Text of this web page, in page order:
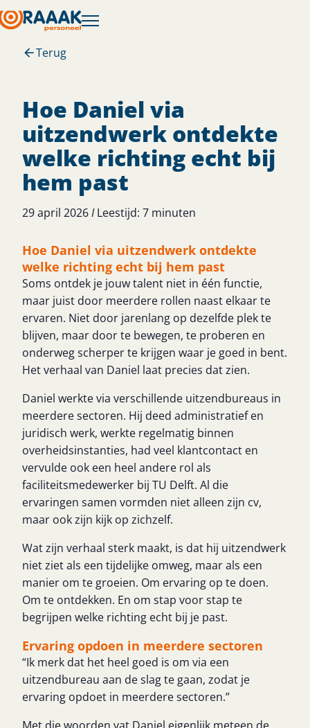
Terug
Hoe Daniel via
uitzendwerk ontdekte
welke richting echt bij
hem past
29 april 2026ILeestijd: 7 minuten
Hoe Daniel via uitzendwerk ontdekte
welke richting echt bij hem past
Soms ontdek je jouw talent niet in één functie,
maar juist door meerdere rollen naast elkaar te
ervaren. Niet door jarenlang op dezelfde plek te
blijven, maar door te bewegen, te proberen en
onderweg scherper te krijgen waar je goed in bent.
Het verhaal van Daniel laat precies dat zien.
Daniel werkte via verschillende uitzendbureaus in
meerdere sectoren. Hij deed administratief en
juridisch werk, werkte regelmatig binnen
overheidsinstanties, had veel klantcontact en
vervulde ook een heel andere rol als
faciliteitsmedewerker bij TU Delft. Al die
ervaringen samen vormden niet alleen zijn cv,
maar ook zijn kijk op zichzelf.
Wat zijn verhaal sterk maakt, is dat hij uitzendwerk
niet ziet als een tijdelijke omweg, maar als een
manier om te groeien. Om ervaring op te doen.
Om te ontdekken. En om stap voor stap te
begrijpen welke richting echt bij je past.
Ervaring opdoen in meerdere sectoren
“Ik merk dat het heel goed is om via een
uitzendbureau aan de slag te gaan, zodat je
ervaring opdoet in meerdere sectoren.”